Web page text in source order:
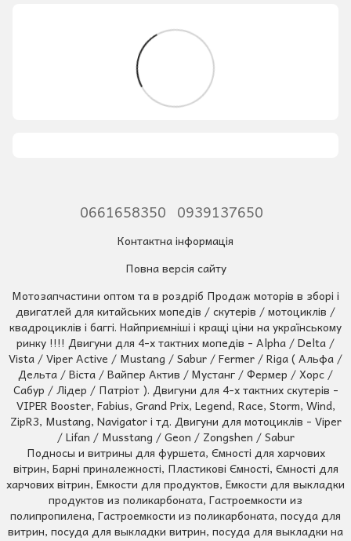
0661658350 0939137650
Контактна інформація
Повна версія сайту
Мотозапчастини оптом та в роздріб Продаж моторів в зборі і
двигатлей для китайських мопедів / скутерів / мотоциклів /
квадроциклів і баггі. Найприємніші і кращі ціни на українському
ринку !!!! Двигуни для 4-х тактних мопедів - Alpha / Delta /
Vista / Viper Active / Mustang / Sabur / Fermer / Riga ( Альфа /
Дельта / Віста / Вайпер Актив / Мустанг / Фермер / Хорс /
Сабур / Лідер / Патріот ). Двигуни для 4-х тактних скутерів -
VIPER Booster, Fabius, Grand Prix, Legend, Race, Storm, Wind,
ZipR3, Mustang, Navigator і тд. Двигуни для мотоциклів - Viper
/ Lifan / Musstang / Geon / Zongshen / Sabur
Подносы и витрины для фуршета, Ємності для харчових
вітрин, Барні приналежності, Пластикові Ємності, Ємності для
харчових вітрин, Емкости для продуктов, Емкости для выкладки
продуктов из поликарбоната, Гастроемкости из
полипропилена, Гастроемкости из поликарбоната, посуда для
витрин, посуда для выкладки витрин, посуда для выкладки на